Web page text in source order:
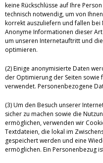
keine Rückschlüsse auf Ihre
technisch notwendig, um von
korrekt auszuliefern und fallen bei
Anonyme Informationen dieser
um unseren Internetauftritt und
optimieren.
(2) Einige anonymisierte Daten
der Optimierung der Seiten sowie
verwendet. Personenbezogene
(3) Um den Besuch unserer
sicher zu machen sowie die
ermöglichen, verwenden wir
Textdateien, die lokal im
gespeichert werden und eine
ermöglichen. Ein Personenbezug